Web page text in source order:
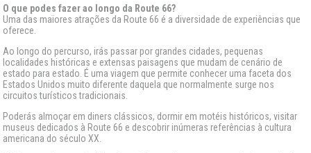
O que podes fazer ao longo da Route 66?
Uma das maiores atrações da Route 66 é a diversidade de experiências que
oferece.
Ao longo do percurso, irás passar por grandes cidades, pequenas
localidades históricas e extensas paisagens que mudam de cenário de
estado para estado. É uma viagem que permite conhecer uma faceta dos
Estados Unidos muito diferente daquela que normalmente surge nos
circuitos turísticos tradicionais.
Poderás almoçar em diners clássicos, dormir em motéis históricos, visitar
museus dedicados à Route 66 e descobrir inúmeras referências à cultura
americana do século XX.